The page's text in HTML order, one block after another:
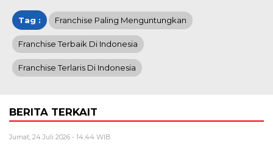
Tag : Franchise Paling Menguntungkan
Franchise Terbaik Di Indonesia
Franchise Terlaris Di Indonesia
BERITA TERKAIT
Jumat, 24 Juli 2026 - 14:44 WIB